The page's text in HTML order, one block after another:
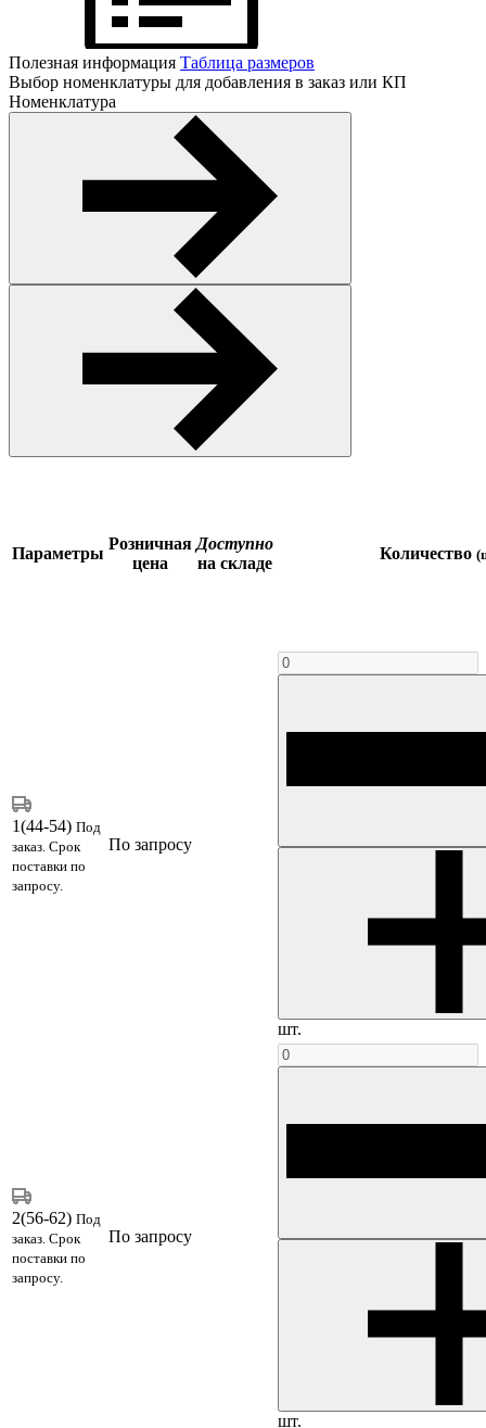
Полезная информация Таблица размеров
Выбор номенклатуры для добавления в заказ или КП
Номенклатура
Параметры
Розничная
цена
Доступно
на складе
Количество
1(44-54) Под
заказ. Срок
поставки по
запросу.
По запросу
шт.
2(56-62) Под
заказ. Срок
поставки по
запросу.
По запросу
шт.